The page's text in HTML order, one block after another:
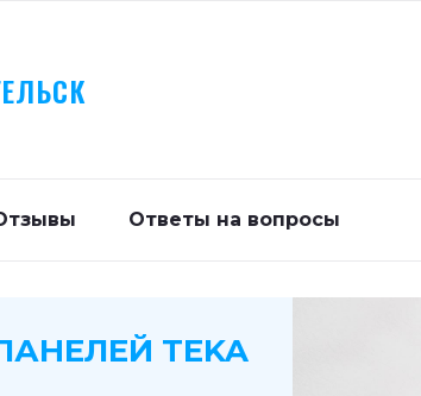
Ответы на вопросы
TEKA